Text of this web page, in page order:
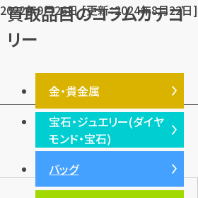
2022年9月26日 [更新：2024年8月22日]
買取品目のコラムカテゴ
リー
金・貴金属
金・貴金属TOP
プラチナ
銀・シルバー
宝石・ジュエリー(ダイヤ
モンド・宝石)
宝石・ジュエリー(ダイヤモン
ド・宝石)TOP
バッグ